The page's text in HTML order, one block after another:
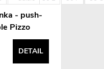
- push-
Pizzo
DETAIL